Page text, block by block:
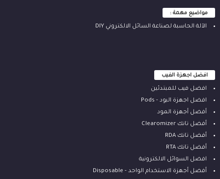
مواضيع مهمة :
الآلة ‫الحاسبة لصناعة السائل الالكتروني‬ DIY
افضل اجهزة الفيب
افضل فيب للمبتدئين
افضل اجهزة البود - Pods
أفضل أجهزة المود
أفضل تانك Clearomizer
أفضل تانك RDA
أفضل تانك RTA
افضل السوائل الالكترونية
أفضل أجهزة الاستخدام الواحد - Disposable